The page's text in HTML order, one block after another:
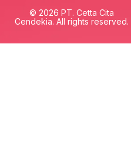
© 2026 PT. Cetta Cita
Cendekia. All rights reserved.